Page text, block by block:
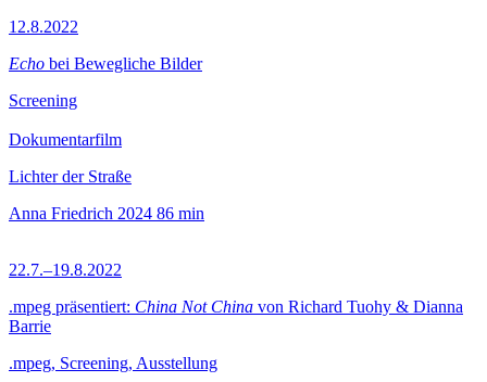
12.8.2022
Echo bei Bewegliche Bilder
Screening
Dokumentarfilm
Lichter der Straße
Anna Friedrich 2024 86 min
22.7.–19.8.2022
.mpeg präsentiert: China Not China von Richard Tuohy & Dianna
Barrie
.mpeg, Screening, Ausstellung